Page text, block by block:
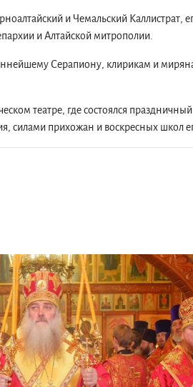
и Чемальский Каллистрат,
и Алтайской митрополии.
Серапиону, клирикам и
театре, где состоялся
силами прихожан и воскресных школ